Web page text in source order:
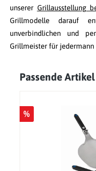
unserer Grillausstellung
Grillmodelle darauf
unverbindlichen und
Grillmeister für
Produktgalerie
Passende Artikel
%